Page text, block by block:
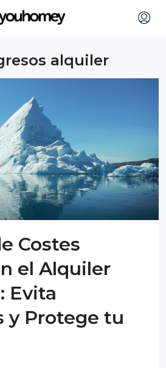
alquiler
Costes
el Alquiler
Evita
y Protege tu